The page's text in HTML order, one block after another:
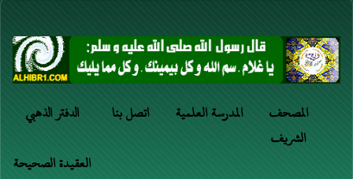
الدفتر الذهبي اتصل بنا المدرسة العلمية
المصحف
الشريف
العقيدة الصحيحة